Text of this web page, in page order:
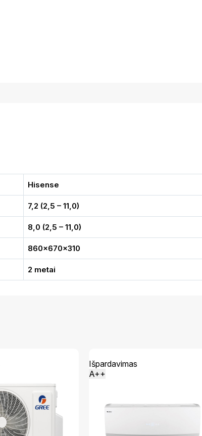
Hisense
7,2 (2,5 – 11,0)
8,0 (2,5 – 11,0)
860x670x310
2 metai
Išpardavimas
A++